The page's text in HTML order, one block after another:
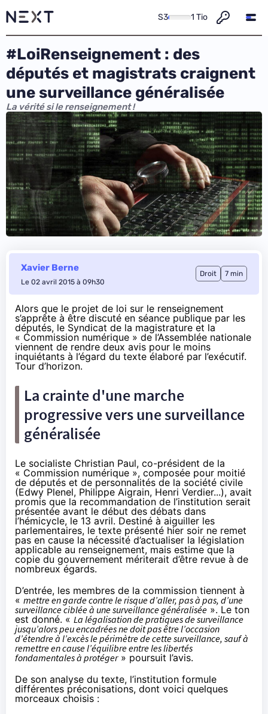
S3 1 Tio
#LoiRenseignement : des
députés et magistrats craignent
une surveillance généralisée
La vérité si le renseignement !
Xavier Berne
Le 02 avril 2015 à 09h30
Droit 7 min
Alors que le projet de loi sur le renseignement
s’apprête à être discuté en séance publique par les
députés, le Syndicat de la magistrature et la
« Commission numérique » de l’Assemblée nationale
viennent de rendre deux avis pour le moins
inquiétants à l’égard du texte élaboré par l’exécutif.
Tour d’horizon.
La crainte d'une marche
progressive vers une surveillance
généralisée
Le socialiste Christian Paul, co-président de la
« Commission numérique », composée pour moitié
de députés et de personnalités de la société civile
(Edwy Plenel, Philippe Aigrain, Henri Verdier...), avait
promis que la recommandation de l’institution serait
présentée avant le début des débats dans
l’hémicycle, le 13 avril. Destiné à aiguiller les
parlementaires, le texte présenté hier soir ne remet
pas en cause la nécessité d’actualiser la législation
applicable au renseignement, mais estime que la
copie du gouvernement mériterait d’être revue à de
nombreux égards.
D’entrée, les membres de la commission tiennent à
« mettre en garde contre le risque d’aller, pas à pas, d’une
surveillance ciblée à une surveillance généralisée ». Le ton
est donné. « La légalisation de pratiques de surveillance
jusqu’alors peu encadrées ne doit pas être l’occasion
d’étendre à l’excès le périmètre de cette surveillance, sauf à
remettre en cause l’équilibre entre les libertés
fondamentales à protéger» poursuit l’avis.
De son analyse du texte, l’institution formule
différentes préconisations, dont voici quelques
morceaux choisis :